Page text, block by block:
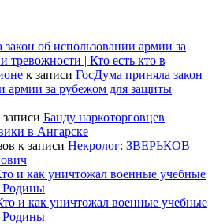
об использовании армии за
тревожности | Кто есть кто в
к записи ГосДума приняла закон
армии за рубежом для защиты
записи Банду наркоторговцев
в Ангарске
к записи Некролог: ЗВЕРЬКОВ
и как уничтожал военные учебные
Родины
и как уничтожал военные учебные
Родины